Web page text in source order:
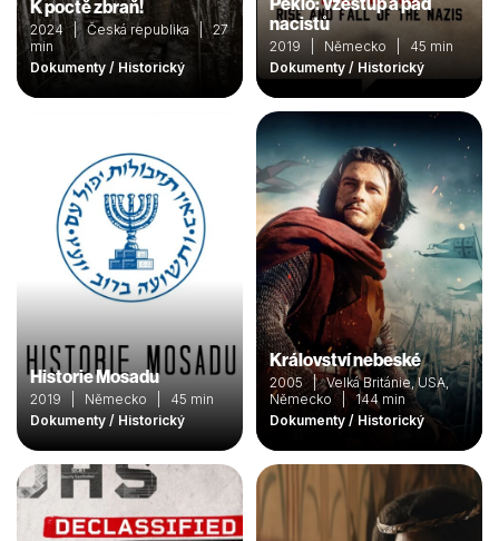
K poctě zbraň!
2024 | Česká republika | 27
min
Dokumenty / Historický
nacistů
2019 | Německo | 45 min
Dokumenty / Historický
Historie Mosadu
2019 | Německo | 45 min
Dokumenty / Historický
Království nebeské
2005 | Velká Británie, USA,
Německo | 144 min
Dokumenty / Historický